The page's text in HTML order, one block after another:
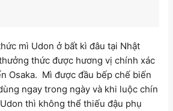
mì Udon ở bất kì đâu tại Nhật
thức được hương vị chính xác
Osaka. Mì được đầu bếp chế biến
ngay trong ngày và khi luộc chín
thì không thể thiếu đậu phụ